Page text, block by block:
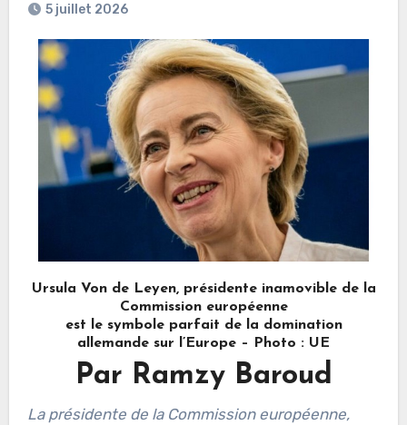
5 juillet 2026
Ursula Von de Leyen, présidente inamovible de la
Commission européenne
est le symbole parfait de la domination
allemande sur l’Europe – Photo : UE
Par Ramzy Baroud
La présidente de la Commission européenne,